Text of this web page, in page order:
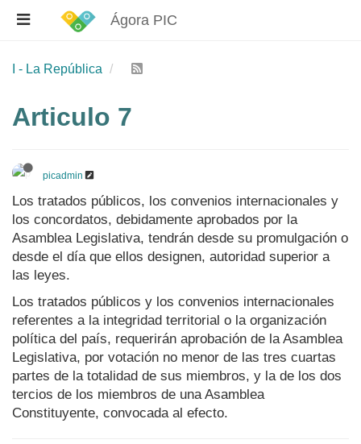
Ágora PIC
I - La República
Articulo 7
picadmin
Los tratados públicos, los convenios internacionales y
los concordatos, debidamente aprobados por la
Asamblea Legislativa, tendrán desde su promulgación o
desde el día que ellos designen, autoridad superior a
las leyes.
Los tratados públicos y los convenios internacionales
referentes a la integridad territorial o la organización
política del país, requerirán aprobación de la Asamblea
Legislativa, por votación no menor de las tres cuartas
partes de la totalidad de sus miembros, y la de los dos
tercios de los miembros de una Asamblea
Constituyente, convocada al efecto.